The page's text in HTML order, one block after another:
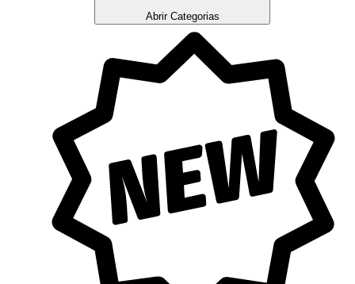
Abrir Categorias